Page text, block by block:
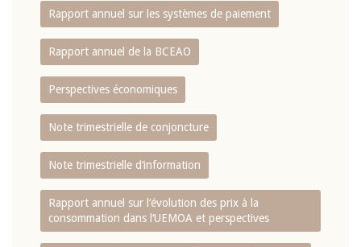
Rapport annuel sur les systèmes de paiement
Rapport annuel de la BCEAO
Perspectives économiques
Note trimestrielle de conjoncture
Note trimestrielle d‘information
Rapport annuel sur l‘évolution des prix à la
consommation dans l‘UEMOA et perspectives